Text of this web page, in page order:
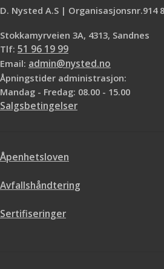
D. Nysted A.S | Organisasjonsnr.914
Stokkamyrveien 3A, 4313, Sandnes
Tlf: 51 96 19 99
Email: admin@nysted.no
Åpningstider administrasjon:
Mandag - Fredag: 08.00 - 15.00
Salgsbetingelser
Åpenhetsloven
Avfallshåndtering
Sertifiseringer